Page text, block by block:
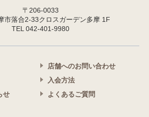
〒206-0033
市落合2-33クロスガーデン多摩 1F
TEL 042-401-9980
せ
店舗へのお問い合わせ
入会方法
よくあるご質問